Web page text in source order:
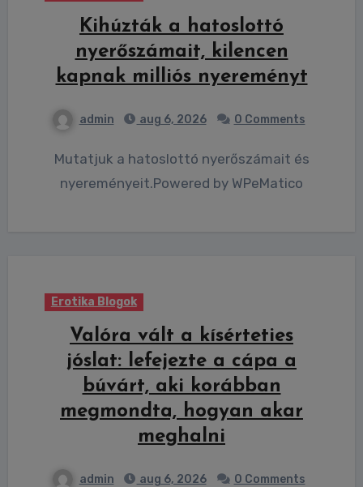
Kihúzták a hatoslottó
nyerőszámait, kilencen
kapnak milliós nyereményt
admin aug 6, 2026 0 Comments
Mutatjuk a hatoslottó nyerőszámait és
nyereményeit.Powered by WPeMatico
Erotika Blogok
Valóra vált a kísérteties
jóslat: lefejezte a cápa a
búvárt, aki korábban
megmondta, hogyan akar
meghalni
admin aug 6, 2026 0 Comments